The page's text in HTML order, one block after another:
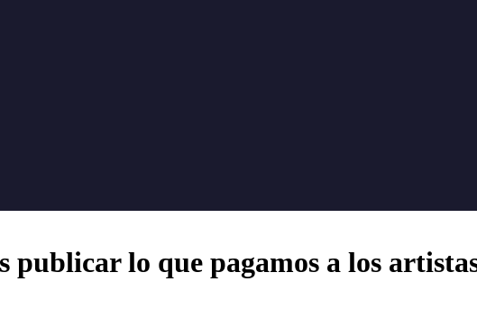
publicar lo que pagamos a los